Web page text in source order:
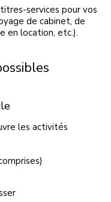
services pour vos
de cabinet, de
en location, etc.).
les activités